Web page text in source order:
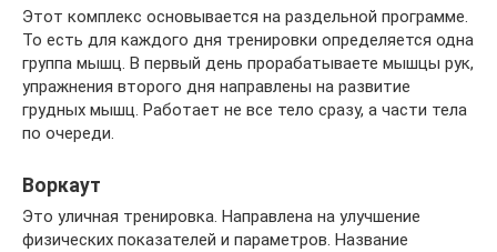
Этот комплекс основывается на раздельной программе.
То есть для каждого дня тренировки определяется одна
группа мышц. В первый день прорабатываете мышцы рук,
упражнения второго дня направлены на развитие
грудных мышц. Работает не все тело сразу, а части тела
по очереди.
Воркаут
Это уличная тренировка. Направлена на улучшение
физических показателей и параметров. Название